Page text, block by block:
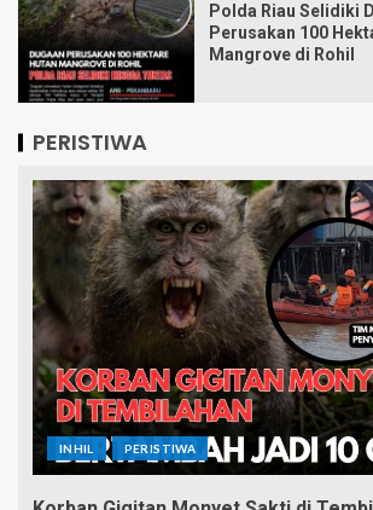
Polda Riau Selidiki
Perusakan 100
Mangrove di Rohil
PERISTIWA
INHIL PERISTIWA